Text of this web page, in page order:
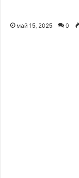
май 15, 2025 0